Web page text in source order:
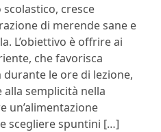
scolastico, cresce
di merende sane e
L’obiettivo è offrire ai
che favorisca
le ore di lezione,
semplicità nella
un’alimentazione
scegliere spuntini […]